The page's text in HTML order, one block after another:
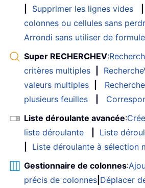
Supprimer les lignes vides
colonnes ou cellules sans
Arrondi sans utiliser de formule
Super RECHERCHEV:
critères multiples
valeurs multiples
plusieurs feuilles
Liste déroulante avancée:
liste déroulante
Liste
Liste déroulante à sélection
Gestionnaire de colonnes:
précis de colonnes Déplacer